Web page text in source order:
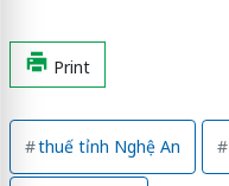
Print
thuế tỉnh Nghệ An